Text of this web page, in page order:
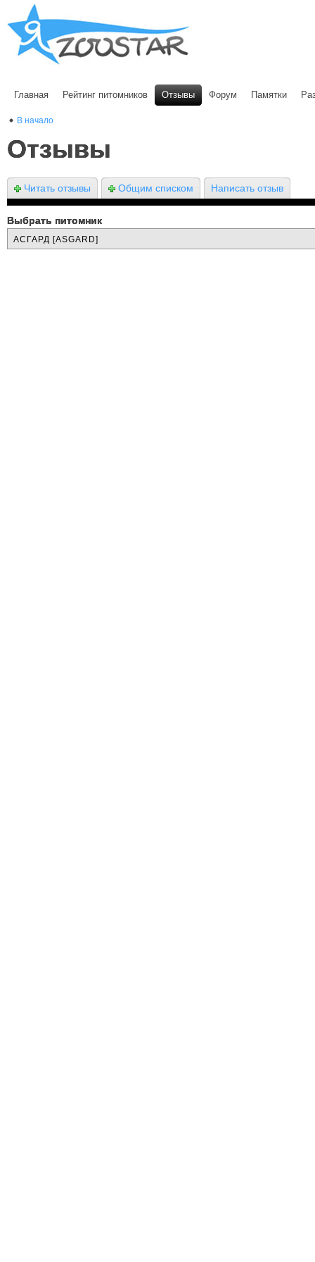
Главная Рейтинг питомников Отзывы Форум Памятки
В начало
Отзывы
Читать отзывы Общим списком Написать отзыв
Выбрать питомник